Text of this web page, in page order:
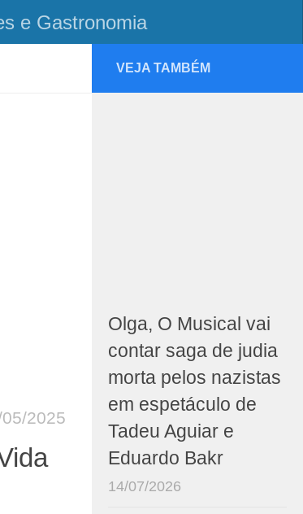
e Gastronomia
2025
VEJA TAMBÉM
Olga, O Musical vai
contar saga de judia
morta pelos nazistas
em espetáculo de
Tadeu Aguiar e
Eduardo Bakr
14/07/2026